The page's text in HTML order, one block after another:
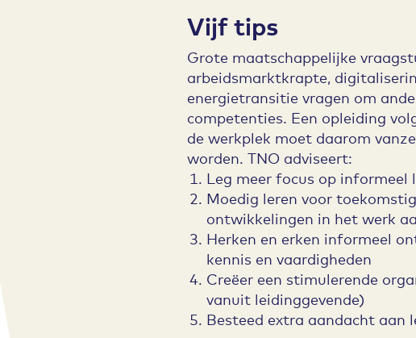
Vijf tips
Grote maatschappelijke
arbeidsmarktkrapte,
energietransitie vragen om
competenties. Een opleiding
de werkplek moet daarom
worden. TNO adviseert:
Leg meer focus op informeel
Moedig leren voor
ontwikkelingen in het werk
Herken en erken informeel
kennis en vaardigheden
Creëer een stimulerende
vanuit leidinggevende)
Besteed extra aandacht aan